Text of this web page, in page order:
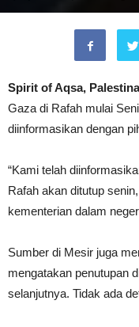
Spirit of Aqsa,
Gaza di Rafah mulai
diinformasikan dengan
“Kami telah
Rafah akan ditutup
kementerian dalam
Sumber di Mesir juga
mengatakan penutupan
selanjutnya. Tidak ada